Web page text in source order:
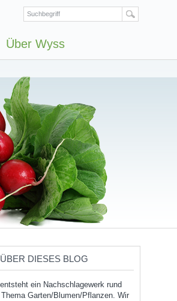
Über Wyss
ÜBER DIESES BLOG
ein Nachschlagewerk rund
Garten/Blumen/Pflanzen. Wir